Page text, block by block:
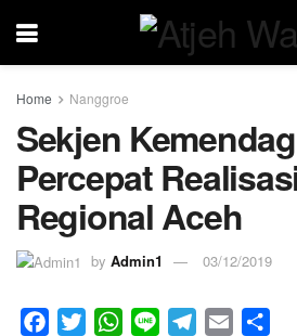
Home Nanggroe
Sekjen
Percepat
Regional Aceh
by Admin1 03/12/2019
W